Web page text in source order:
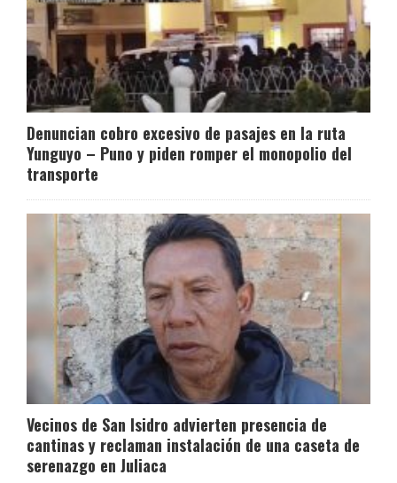
Denuncian cobro excesivo de pasajes en la ruta
Yunguyo – Puno y piden romper el monopolio del
transporte
Vecinos de San Isidro advierten presencia de
cantinas y reclaman instalación de una caseta de
serenazgo en Juliaca